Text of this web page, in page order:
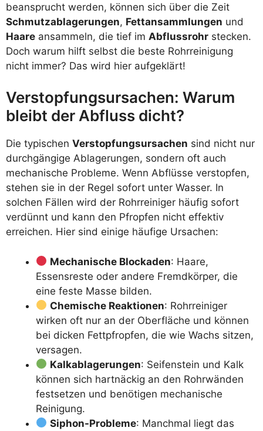
beansprucht werden, können sich über die Zeit
Schmutzablagerungen, Fettansammlungen und
Haare ansammeln, die tief im Abflussrohr stecken.
Doch warum hilft selbst die beste Rohrreinigung
nicht immer? Das wird hier aufgeklärt!
Verstopfungsursachen: Warum
bleibt der Abfluss dicht?
Die typischen Verstopfungsursachen sind nicht nur
durchgängige Ablagerungen, sondern oft auch
mechanische Probleme. Wenn Abflüsse verstopfen,
stehen sie in der Regel sofort unter Wasser. In
solchen Fällen wird der Rohrreiniger häufig sofort
verdünnt und kann den Pfropfen nicht effektiv
erreichen. Hier sind einige häufige Ursachen:
Mechanische Blockaden: Haare,
Essensreste oder andere Fremdkörper, die
eine feste Masse bilden.
Chemische Reaktionen: Rohrreiniger
wirken oft nur an der Oberfläche und können
bei dicken Fettpfropfen, die wie Wachs sitzen,
versagen.
Kalkablagerungen: Seifenstein und Kalk
können sich hartnäckig an den Rohrwänden
festsetzen und benötigen mechanische
Reinigung.
Siphon-Probleme: Manchmal liegt das